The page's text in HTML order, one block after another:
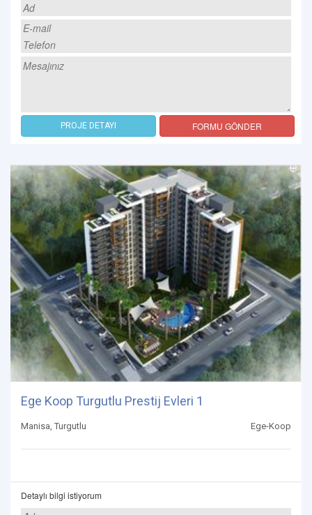
PROJE DETAYI FORMU GÖNDER
Ege Koop Turgutlu Prestij Evleri 1
Manisa, Turgutlu Ege-Koop
Detaylı bilgi istiyorum